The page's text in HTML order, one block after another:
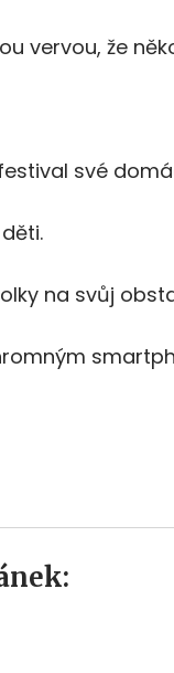
vervou, že
své
na svůj